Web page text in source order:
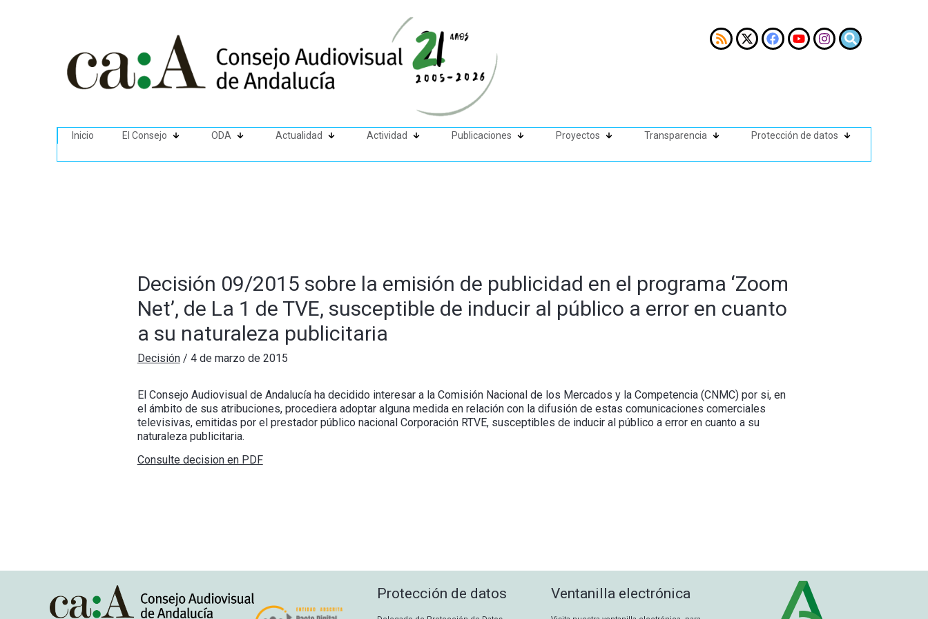
Inicio El Consejo ODA Actualidad Actividad Publicaciones Proyectos Transparencia Protección de datos
Decisión 09/2015 sobre la emisión de publicidad en el programa ‘Zoom
Net’, de La 1 de TVE, susceptible de inducir al público a error en cuanto
a su naturaleza publicitaria
Decisión/ 4 de marzo de 2015
El Consejo Audiovisual de Andalucía ha decidido interesar a la Comisión Nacional de los Mercados y la Competencia (CNMC) por si, en
el ámbito de sus atribuciones, procediera adoptar alguna medida en relación con la difusión de estas comunicaciones comerciales
televisivas, emitidas por el prestador público nacional Corporación RTVE, susceptibles de inducir al público a error en cuanto a su
naturaleza publicitaria.
Consulte decision en PDF
Protección de datos Ventanilla electrónica